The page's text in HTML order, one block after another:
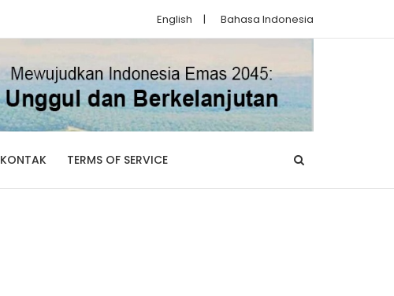
English | Bahasa Indonesia
KONTAK TERMS OF SERVICE